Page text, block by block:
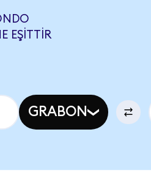
EŞITTIR
GRABON